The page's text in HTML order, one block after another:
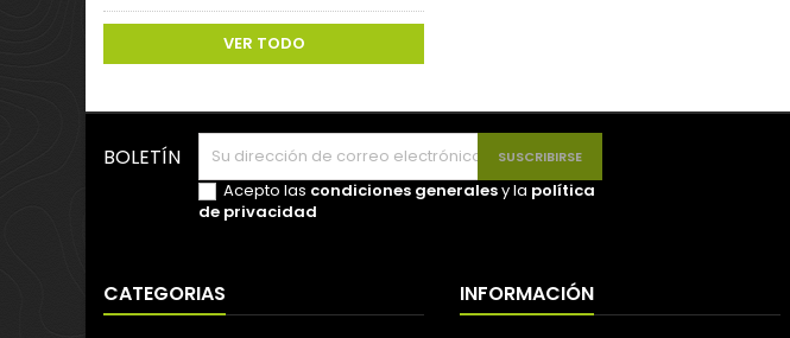
VER TODO
BOLETÍN
Acepto las condiciones generalesy la política
de privacidad
CATEGORIAS INFORMACIÓN